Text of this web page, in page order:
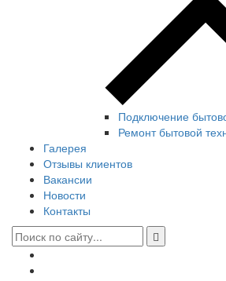
Подключение
Ремонт бытовой
Галерея
Отзывы клиентов
Вакансии
Новости
Контакты